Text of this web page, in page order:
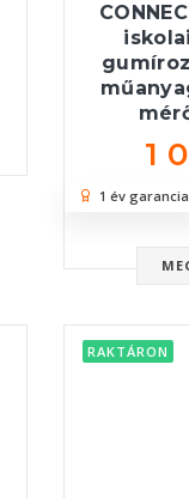
1
1 év garancia
RAKTÁRON